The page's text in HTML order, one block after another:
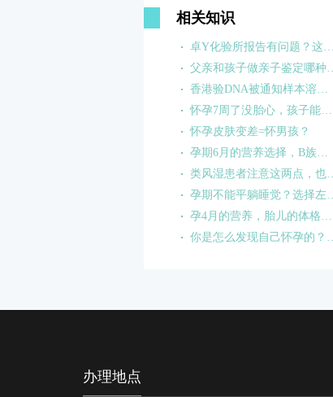
相关知识
卓Y化验所报告有问题？这锅卓信不背！
父亲和孩子做亲子鉴定哪种样本合适?
香港验DNA被通知样本溶血是什么原因?
怀孕7周了没胎心，孩子能要吗？
怀孕皮肤变差=怀男孩？
孕期6月的营养选择，B族维生素的崛起
类风湿患者注意这两点，也能正常备孕！
孕期不能平躺睡觉？选择左侧卧睡，孕妈妈胎宝宝都舒服！
孕4月的营养，胎儿的体格成长从补钙开始
你是怎么发现自己怀孕的？这些迹象可能暗示宝宝已经到来
办理地点